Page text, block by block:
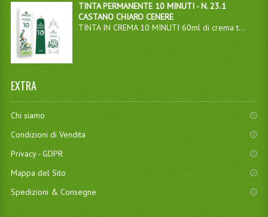
TINTA PERMANENTE 10 MINUTI - N. 23.1
CASTANO CHIARO CENERE
TINTA IN CREMA 10 MINUTI 60ml di crema t...
EXTRA
Chi siamo
Condizioni di Vendita
Privacy - GDPR
Mappa del Sito
Spedizioni & Consegne